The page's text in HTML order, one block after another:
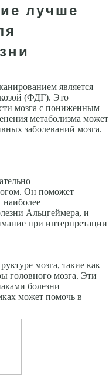
лучше
является
(ФДГ). Это
мозга с пониженным
метаболизма может
заболеваний мозга.
Он поможет
наиболее
Альцгеймера, и
при интерпретации
мозга, такие как
головного мозга. Эти
болезни
может помочь в